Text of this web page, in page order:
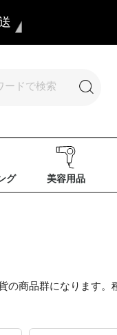
グ 美容用品
商品群になります。